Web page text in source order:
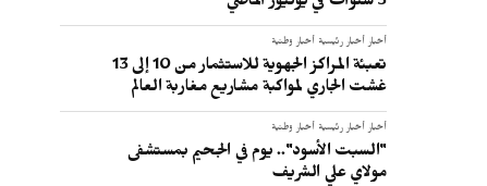
أخبار أخبار رئيسية أخبار وطنية
تعبئة المراكز الجهوية للاستثمار من 10 إلى 13
غشت الجاري لمواكبة مشاريع مغاربة العالم
أخبار أخبار رئيسية أخبار وطنية
"السبت الأسود".. يوم في الجحيم بمستشفى
مولاي علي الشريف